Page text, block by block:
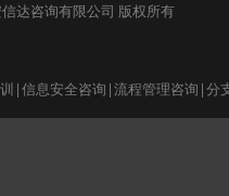
达咨询有限公司 版权所有
|信息安全咨询 |流程管理咨询 |分